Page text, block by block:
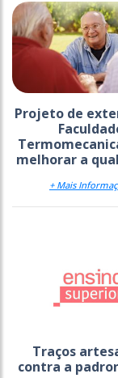
Projeto de
melhorar a
+ Mais
Traços
contra a